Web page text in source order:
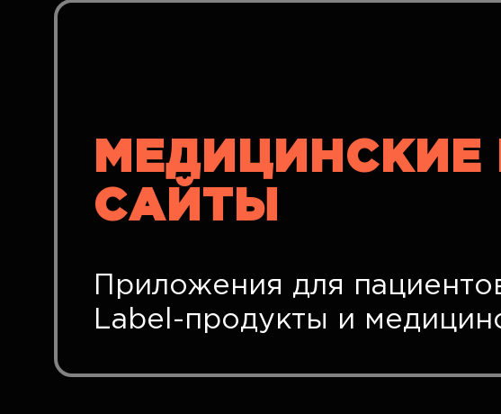
САЙТЫ
Приложения для
Label-продукты и